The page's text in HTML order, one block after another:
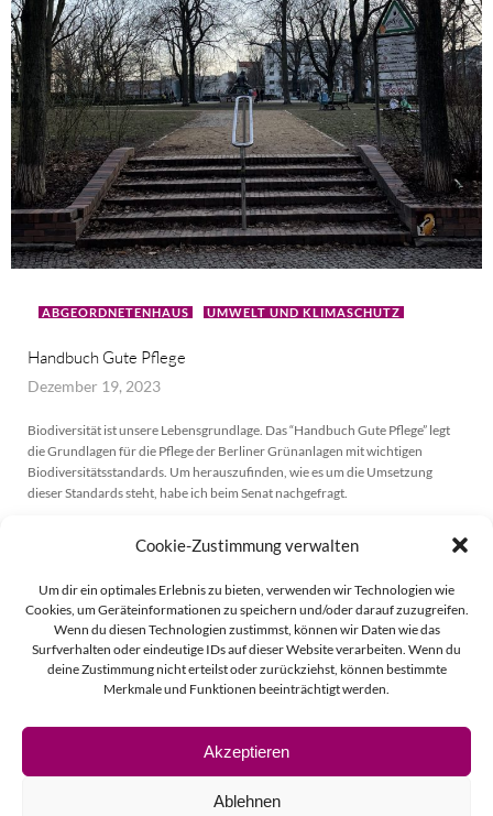
Cookie-Zustimmung verwalten
Um dir ein optimales Erlebnis zu bieten, verwenden wir Technologien wie
Cookies, um Geräteinformationen zu speichern und/oder darauf zuzugreifen.
Wenn du diesen Technologien zustimmst, können wir Daten wie das
Surfverhalten oder eindeutige IDs auf dieser Website verarbeiten. Wenn du
deine Zustimmung nicht erteilst oder zurückziehst, können bestimmte
Merkmale und Funktionen beeinträchtigt werden.
Akzeptieren
Ablehnen
ABGEORDNETENHAUS UMWELT UND KLIMASCHUTZ
Handbuch Gute Pflege
Dezember 19, 2023
Biodiversität ist unsere Lebensgrundlage. Das “Handbuch Gute Pflege” legt
die Grundlagen für die Pflege der Berliner Grünanlagen mit wichtigen
Biodiversitätsstandards. Um herauszufinden, wie es um die Umsetzung
dieser Standards steht, habe ich beim Senat nachgefragt.
MEHR ERFAHREN
© 2026 Linda Vierecke.